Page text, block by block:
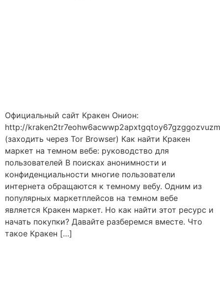
Официальный сайт Кракен Онион:
http://
(заходить через Tor Browser) Как найти Кракен
маркет на темном вебе: руководство для
пользователей В поисках анонимности и
конфиденциальности многие пользователи
интернета обращаются к темному вебу. Одним из
популярных маркетплейсов на темном вебе
является Кракен маркет. Но как найти этот ресурс и
начать покупки? Давайте разберемся вместе. Что
такое Кракен […]